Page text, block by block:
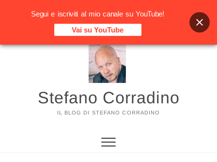
Vai
Stefano Corradino
IL BLOG DI STEFANO CORRADINO
Segui e iscriviti al mio canale su YouTube!
Vai su YouTube